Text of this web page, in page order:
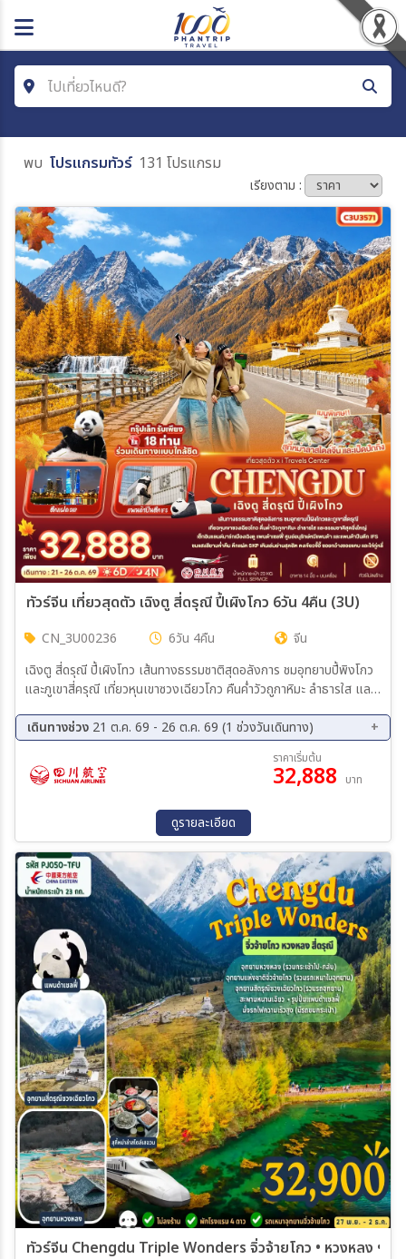
ไปเที่ยวไหนดี?
ค้นหาโปรแกรมทัวร์
ประเทศ
เมือง
สายการบิน
ตั้งแต่วันที่
ถึงวันที่
เฉพาะเดือน
เฉพาะเทศกาล
ระหว่าง
พบ โปรแกรมทัวร์ 131 โปรแกรม
เรียงตาม :
ทัวร์จีน เที่ยวสุดตัว เฉิงตู สี่ดรุณี ปี้เผิงโกว 6วัน 4คืน (3U)
CN_3U00236 6วัน 4คืน
จีน
เฉิงตู สี่ดรุณี ปี้เผิงโทว เส้นทางธรรมชาติสุดอลังการ ชมอุทยาบปี้พิงโกว
และภูเขาสี่ครุณี เที่ยวหุนเขาซวงเฉียวโกว คืนค่ำวัวถูกาหิมะ ลำธารใส และ
ศูนย์อนุรักษ์หมีแพนด้า และแพนค้าปืนตึก IFS ชมแสงสียามค่ำคืน ตึก
แฝด SKP เดินเล่นย่านสุดฮิต ตงเจียวจี้อี้ ซอยกว้างซอยแคบ และไท่กู่หลี่
เดินทางช่วง 21 ต.ค. 69 - 26 ต.ค. 69 (1 ช่วงวันเดินทาง)
ราคาเริ่มต้น
32,888 บาท
ดูรายละเอียด
ทัวร์จีน Chengdu Triple Wonders จิ่วจ้ายโกว • หวงหลง •